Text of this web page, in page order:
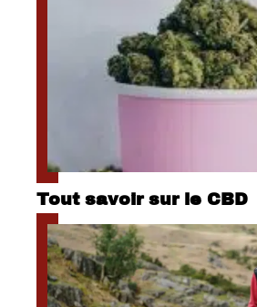
Tout savoir sur le CBD